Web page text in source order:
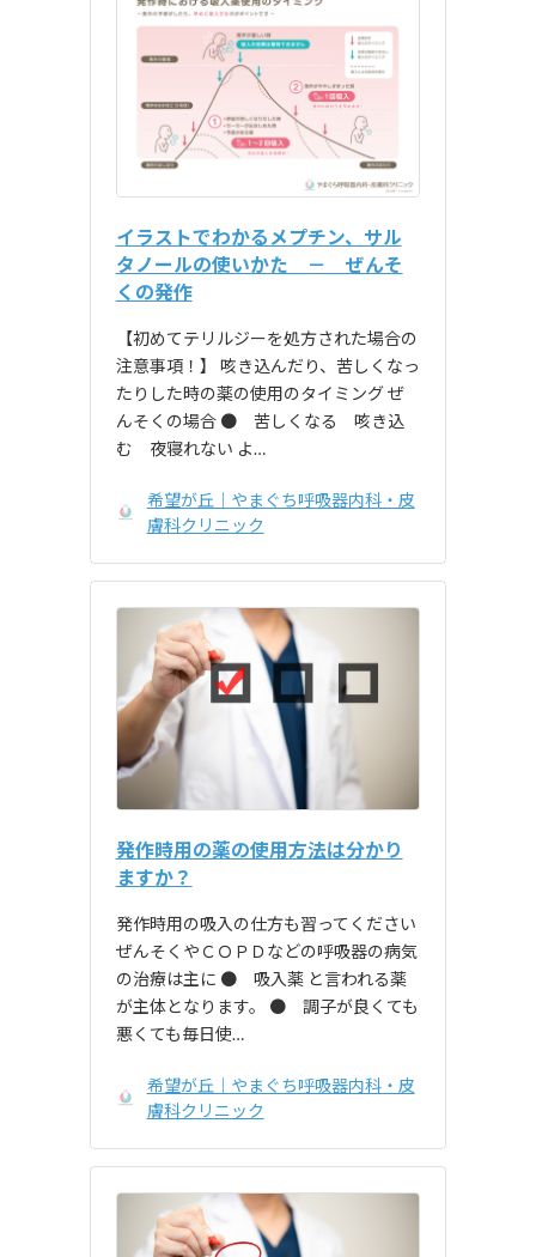
イラストでわかるメプチン、サル
タノールの使いかた － ぜんそ
くの発作
【初めてテリルジーを処方された場合の
注意事項！】 咳き込んだり、苦しくなっ
たりした時の薬の使用のタイミング ぜ
んそくの場合 ● 苦しくなる 咳き込
む 夜寝れない よ…
希望が丘｜やまぐち呼吸器内科・皮
膚科クリニック
発作時用の薬の使用方法は分かり
ますか？
発作時用の吸入の仕方も習ってください
ぜんそくやＣＯＰＤなどの呼吸器の病気
の治療は主に ● 吸入薬 と言われる薬
が主体となります。 ● 調子が良くても
悪くても毎日使…
希望が丘｜やまぐち呼吸器内科・皮
膚科クリニック